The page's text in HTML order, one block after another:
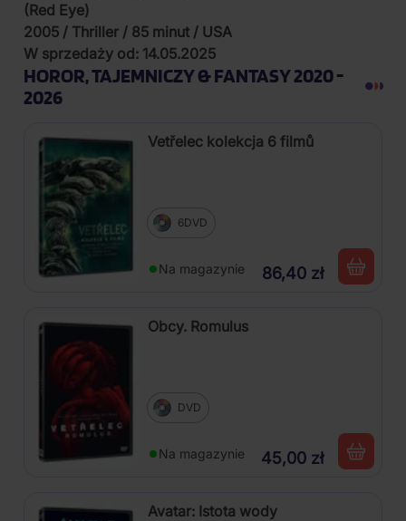
(Red Eye)
2005 / Thriller / 85 minut / USA
W sprzedaży od: 14.05.2025
HOROR, TAJEMNICZY & FANTASY 2020 -
2026
Vetřelec kolekcja 6 filmů
6DVD
Na magazynie 86,40 zł
Obcy. Romulus
DVD
Na magazynie 45,00 zł
Avatar: Istota wody